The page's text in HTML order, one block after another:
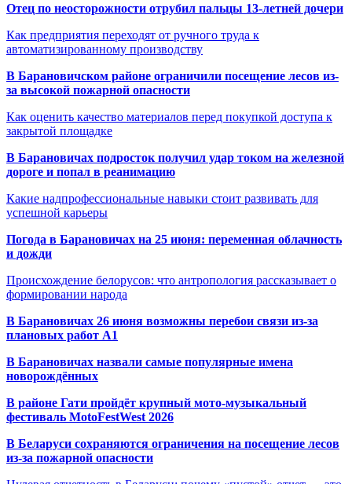
Отец по неосторожности отрубил пальцы 13-летней дочери
Как предприятия переходят от ручного труда к
автоматизированному производству
В Барановичском районе ограничили посещение лесов из-
за высокой пожарной опасности
Как оценить качество материалов перед покупкой доступа к
закрытой площадке
В Барановичах подросток получил удар током на железной
дороге и попал в реанимацию
Какие надпрофессиональные навыки стоит развивать для
успешной карьеры
Погода в Барановичах на 25 июня: переменная облачность
и дожди
Происхождение белорусов: что антропология рассказывает о
формировании народа
В Барановичах 26 июня возможны перебои связи из-за
плановых работ A1
В Барановичах назвали самые популярные имена
новорождённых
В районе Гати пройдёт крупный мото-музыкальный
фестиваль MotoFestWest 2026
В Беларуси сохраняются ограничения на посещение лесов
из-за пожарной опасности